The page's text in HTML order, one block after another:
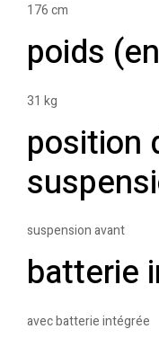
176 cm
poids
31 kg
position
suspension avant
batterie
avec batterie intégrée